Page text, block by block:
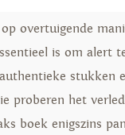
op overtuigende
is om alert
stukken
proberen het
boek enigszins